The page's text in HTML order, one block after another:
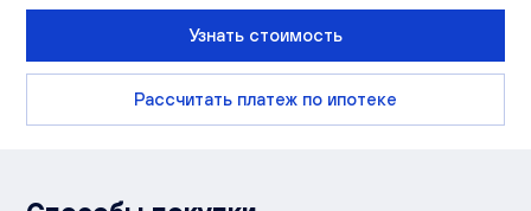
Узнать стоимость
Рассчитать платеж по ипотеке